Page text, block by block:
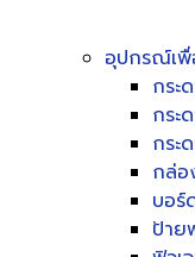
อุปกรณ์เพื่
กระ
กระ
กระ
กล่อ
บอร์
ป้าย